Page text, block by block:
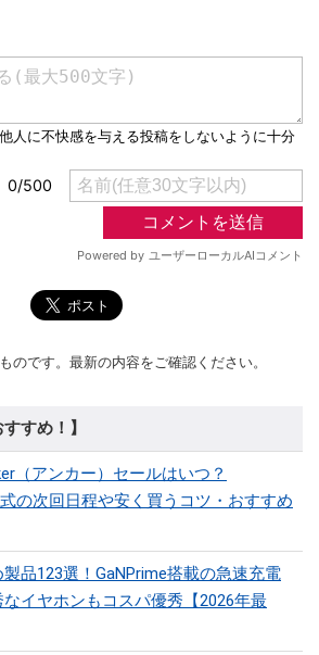
のです。最新の内容をご確認ください。
すめ！】
（アンカー）セールはいつ？
の次回日程や安く買うコツ・おすすめ
品123選！GaNPrime搭載の急速充電
イヤホンもコスパ優秀【2026年最